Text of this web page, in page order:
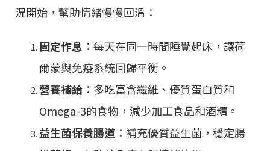
況開始，幫助情緒慢慢回溫：
固定作息 ：每天在同一時間睡覺起床，讓荷
爾蒙與免疫系統回歸平衡。
營養補給 ：多吃富含纖維、優質蛋白質和
Omega-3的食物，減少加工食品和酒精。
益生菌保養腸道 ：補充優質益生菌，穩定腸